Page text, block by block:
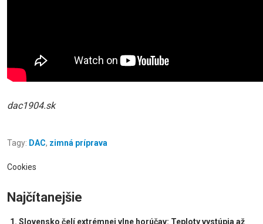
dac1904.sk
Tagy: DAC, zimná príprava
Cookies
Najčítanejšie
Slovensko čelí extrémnej vlne horúčav: Teploty vystúpia až